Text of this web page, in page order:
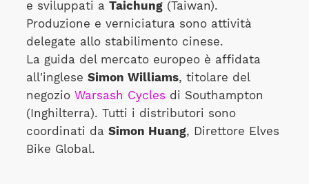
e sviluppati a Taichung(Taiwan).
Produzione e verniciatura sono attività
delegate allo stabilimento cinese.
La guida del mercato europeo è affidata
all'inglese Simon Williams, titolare del
negozio Warsash Cycles di Southampton
(Inghilterra). Tutti i distributori sono
coordinati da Simon Huang, Direttore Elves
Bike Global.